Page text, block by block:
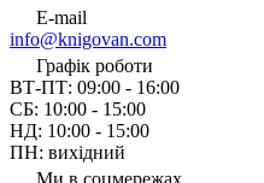
E-mail
info@knigovan.com
Графік роботи
ВТ-ПТ: 09:00 - 16:00
СБ: 10:00 - 15:00
НД: 10:00 - 15:00
ПН: вихідний
Ми в соцмережах